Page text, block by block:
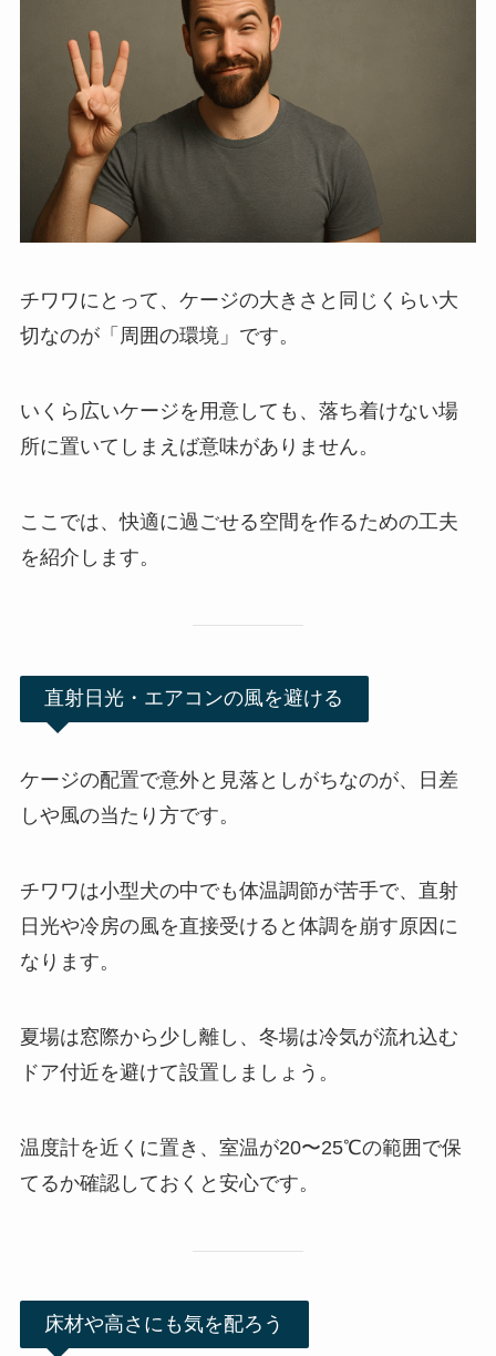
チワワにとって、ケージの大きさと同じくらい大
切なのが「周囲の環境」です。
いくら広いケージを用意しても、落ち着けない場
所に置いてしまえば意味がありません。
ここでは、快適に過ごせる空間を作るための工夫
を紹介します。
直射日光・エアコンの風を避ける
ケージの配置で意外と見落としがちなのが、日差
しや風の当たり方です。
チワワは小型犬の中でも体温調節が苦手で、直射
日光や冷房の風を直接受けると体調を崩す原因に
なります。
夏場は窓際から少し離し、冬場は冷気が流れ込む
ドア付近を避けて設置しましょう。
温度計を近くに置き、室温が20〜25℃の範囲で保
てるか確認しておくと安心です。
床材や高さにも気を配ろう